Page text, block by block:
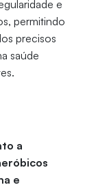
e
permitindo
precisos
saúde
a
e